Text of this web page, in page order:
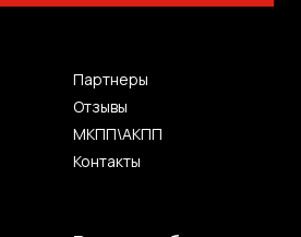
Партнеры
Отзывы
МКПП\АКПП
Контакты